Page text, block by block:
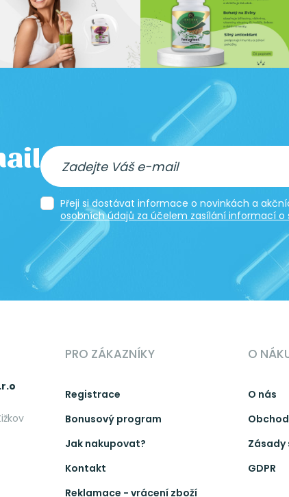
Přeji si dostávat informace o novinkách a
osobních údajů za účelem zasílání informací
PRO ZÁKAZNÍKY
Registrace
Bonusový program
Jak nakupovat?
Kontakt
Reklamace - vrácení zboží
O
O nás
Zásady
GDPR